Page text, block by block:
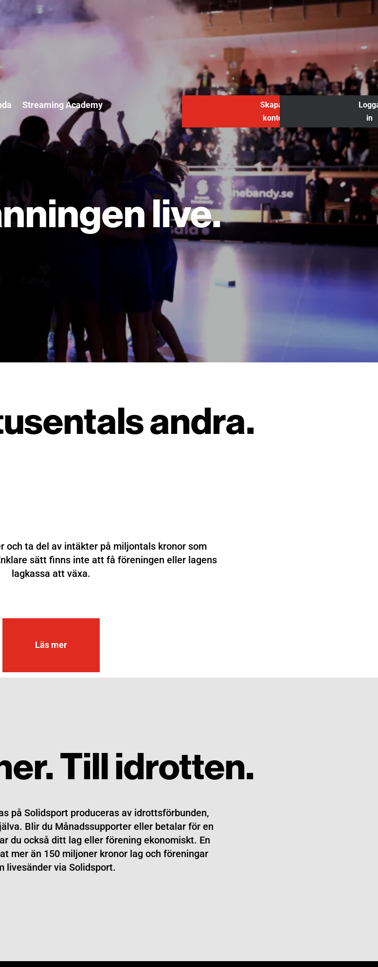
Streaming Academy
Skapa
konto
in
live.
andra.
och ta del av intäkter på miljontals kronor som
sätt finns inte att få föreningen eller lagens
lagkassa att växa.
Läs mer
Till idrotten.
på Solidsport produceras av idrottsförbunden,
Blir du Månadssupporter eller betalar för en
du också ditt lag eller förening ekonomiskt. En
mer än 150 miljoner kronor lag och föreningar
livesänder via Solidsport.